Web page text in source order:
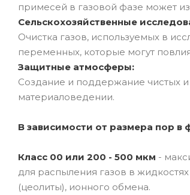
примесей в газовой фазе может
Сельскохозяйственные
Очистка газов, используемых в
переменных, которые могут
Защитные атмосферы:
Создание и поддержание чистых
материаловедении.
В зависимости от размера пор
Класс 00 или 200 - 500 мкм -
для распыления газов в
(цеолиты), ионного обмена.